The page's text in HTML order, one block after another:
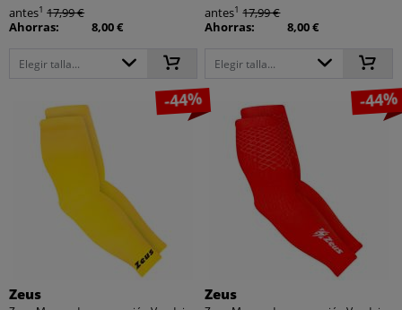
antes1 17,99 €
Ahorras:
8,00 €
Elegir talla...
antes1 17,99 €
Ahorras:
8,00 €
Elegir talla...
-44%
Zeus
-44%
Zeus